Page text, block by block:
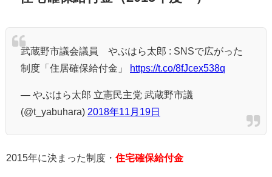
武蔵野市議会議員 やぶはら太郎 : SNSで広がった
制度「住居確保給付金」
https://t.co/8fJcex538q
— やぶはら太郎 立憲民主党 武蔵野市議
(@t_yabuhara) 2018年11月19日
2015年に決まった制度・ 住宅確保給付金